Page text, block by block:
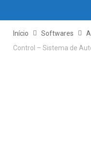
Início Softwares
Control – Sistema de